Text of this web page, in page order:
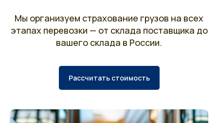
Мы организуем страхование грузов на всех
этапах перевозки — от склада поставщика до
вашего склада в России.
Рассчитать стоимость